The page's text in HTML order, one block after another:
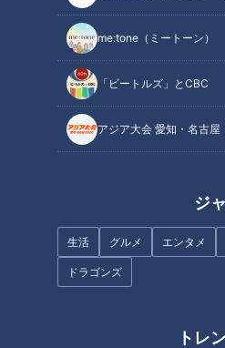
me:tone（ミートーン）
「ビートルズ」とCBC
アジア大会 愛知・名古屋
ジ
生活 グルメ エンタメ
ドラゴンズ
トレ
100mで3つの市を跨ぐ
画像：CBCテレビ『道との遭遇』